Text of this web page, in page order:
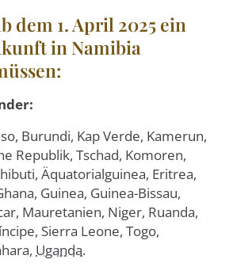
dem 1. April 2025 ein
in Namibia
Burundi, Kap Verde, Kamerun,
Republik, Tschad, Komoren,
Äquatorialguinea, Eritrea,
Guinea, Guinea-Bissau,
Mauretanien, Niger, Ruanda,
Sierra Leone, Togo,
Uganda.